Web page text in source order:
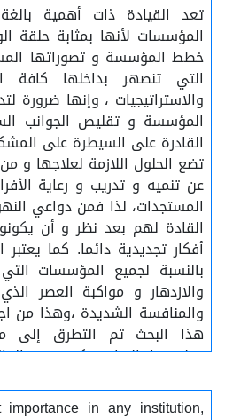
تعد القيادة ذات أهمية
المؤسسات لأنها بمثابة حلقة
خطط المؤسسة و تصوراتها
التي تنصهر بداخلها كافة
والاستراتيجيات ، وإنها ضرورة
المؤسسة و تقليص الجوانب
القادرة على السيطرة على
تضع الحلول اللازمة لعلاجها و
عن تنميه و تدريب و رعاية
المستجدات، لذا فمن دواعي
القادة لهم بعد نظر و أن
أفكار تجديدية دائما. كما يعتبر
بالنسبة لجمیع المؤسسات
والازدهار و مواكبة العصر
والمنافسة الشدیدة ،وهذا من
هذا البحث تم التطرق إلى
وعلاقتها بالإدارة وكيف تنتج
تؤثر في اختيار القيادة
مفهوم الإبداع الإداري
in any institution,